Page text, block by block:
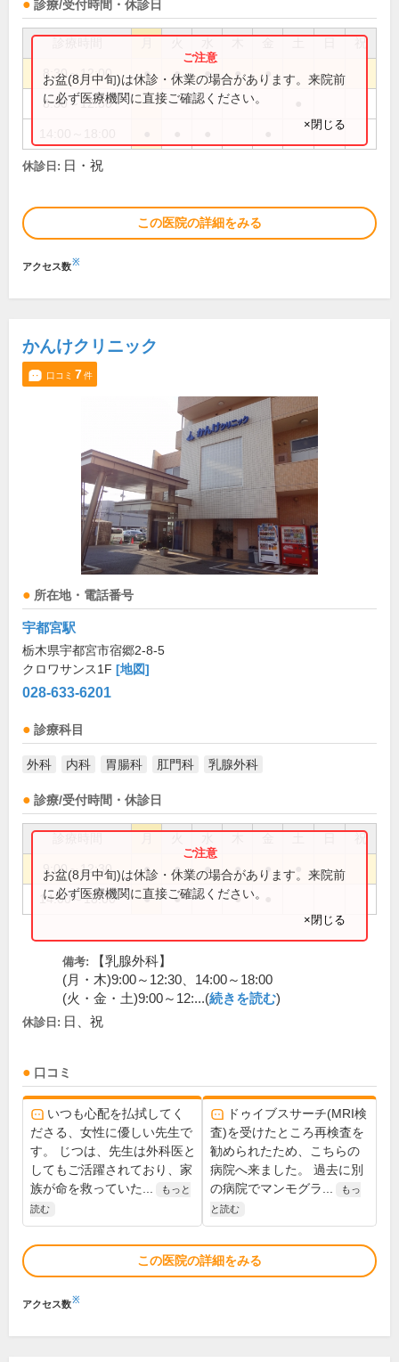
診療/受付時間・休診日
祝
8:30～12:00 ● ● ● ● ●
8:30～12:30
お盆(8月中旬)は休診・休業の場合があります。来院前
に必ず医療機関に直接ご確認ください。
×閉じる
休診日: 日・祝
この医院の詳細をみる
アクセス数※
かんけクリニック
口コミ 7件
所在地・電話番号
宇都宮駅
栃木県宇都宮市宿郷2-8-5
クロワサンス1F [地図]
028-633-6201
診療科目
外科 内科 胃腸科 肛門科 乳腺外科
診療/受付時間・休診日
祝
9:00～12:30 ● ● ● ● ●
14:00～18:00 ● ● ●
お盆(8月中旬)は休診・休業の場合があります。来院前
に必ず医療機関に直接ご確認ください。
×閉じる
備考:
【乳腺外科】
(月・木)9:00～12:30、14:00～18:00
(火・金・土)9:00～12:...(続きを読む)
休診日: 日、祝
口コミ
いつも心配を払拭してく
ださる、女性に優しい先生で
す。 じつは、先生は外科医と
してもご活躍されており、家
族が命を救っていた...
もっと
読む
ドゥイブスサーチ(MRI検
査)を受けたところ再検査を
勧められたため、こちらの
病院へ来ました。 過去に別
の病院でマンモグラ...
もっ
と読む
この医院の詳細をみる
アクセス数※